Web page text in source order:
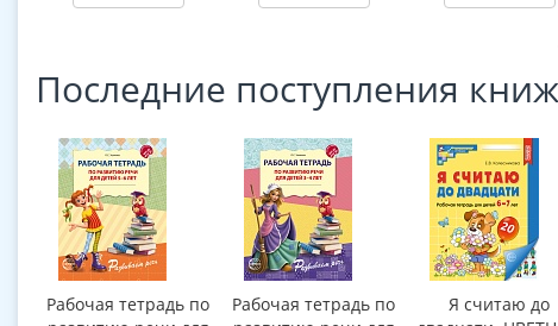
Последние поступления
Рабочая тетрадь по
Рабочая тетрадь по
Я считаю до